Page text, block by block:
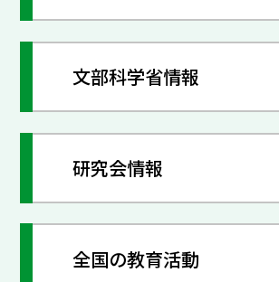
文部科学省情報
研究会情報
全国の教育活動